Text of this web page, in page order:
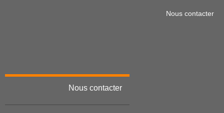
Nous contacter
Nous contacter